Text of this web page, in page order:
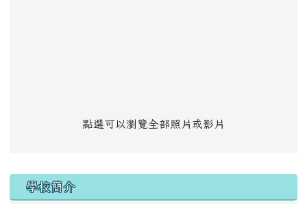
點選可以瀏覽全部照片或影片
學校簡介